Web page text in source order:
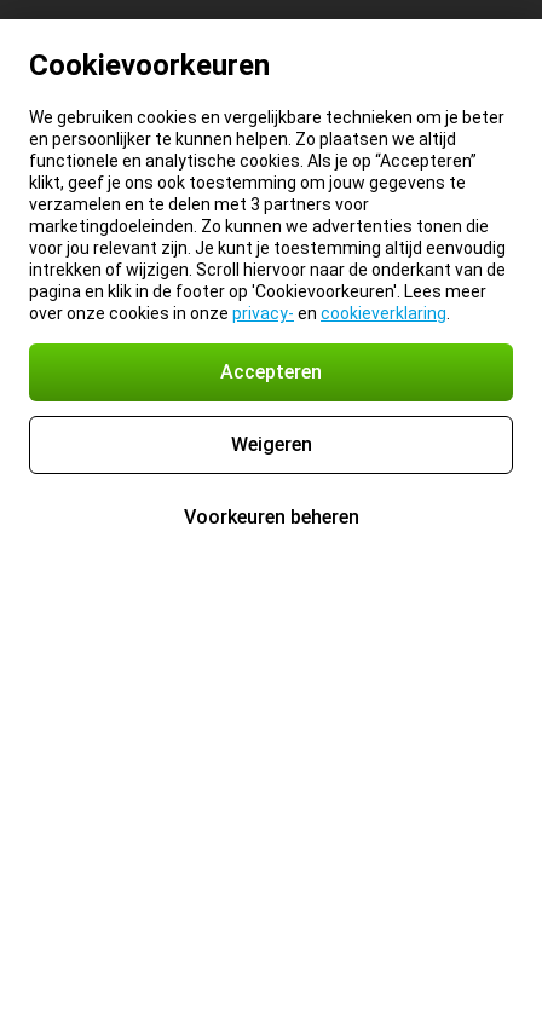
Cookievoorkeuren
We gebruiken cookies en vergelijkbare technieken om je beter
en persoonlijker te kunnen helpen. Zo plaatsen we altijd
functionele en analytische cookies. Als je op “Accepteren”
klikt, geef je ons ook toestemming om jouw gegevens te
verzamelen en te delen met 3 partners voor
marketingdoeleinden. Zo kunnen we advertenties tonen die
voor jou relevant zijn. Je kunt je toestemming altijd eenvoudig
intrekken of wijzigen. Scroll hiervoor naar de onderkant van de
pagina en klik in de footer op 'Cookievoorkeuren'. Lees meer
over onze cookies in onze privacy- en cookieverklaring
Accepteren
Weigeren
Voorkeuren beheren